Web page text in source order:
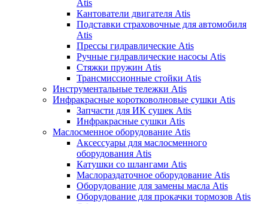
Atis
Кантователи двигателя Atis
Подставки страховочные для автомобиля
Atis
Прессы гидравлические Atis
Ручные гидравлические насосы Atis
Стяжки пружин Atis
Трансмиссионные стойки Atis
Инструментальные тележки Atis
Инфракрасные коротковолновые сушки Atis
Запчасти для ИК сушек Atis
Инфракрасные сушки Atis
Маслосменное оборудование Atis
Аксессуары для маслосменного
оборудования Atis
Катушки со шлангами Atis
Маслораздаточное оборудование Atis
Оборудование для замены масла Atis
Оборудование для прокачки тормозов Atis